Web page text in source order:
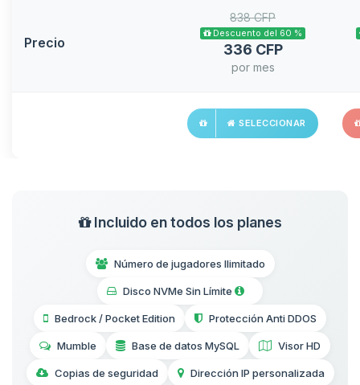
Precio
838 CFP
Descuento del 60 %
336 CFP
por mes
SELECCIONAR
Incluido en todos los planes
Número de jugadores Ilimitado
Disco NVMe Sin Límite
Bedrock / Pocket Edition Protección Anti DDOS
Mumble Base de datos MySQL Visor HD
Copias de seguridad Dirección IP personalizada